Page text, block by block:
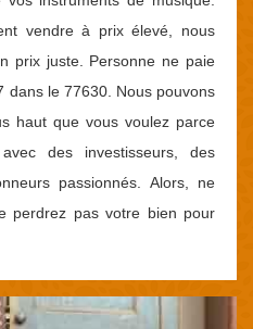
vendre à prix élevé, nous
prix juste. Personne ne paie
dans le 77630. Nous pouvons
haut que vous voulez parce
des investisseurs, des
passionnés. Alors, ne
perdrez pas votre bien pour